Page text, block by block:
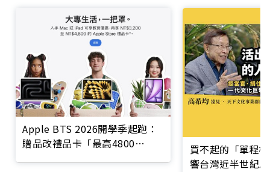
Apple BTS 2026開學季起跑：
贈品改禮品卡「最高4800
買不起的「單程
響台灣近半世紀